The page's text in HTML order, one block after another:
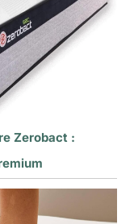
Zerobact :